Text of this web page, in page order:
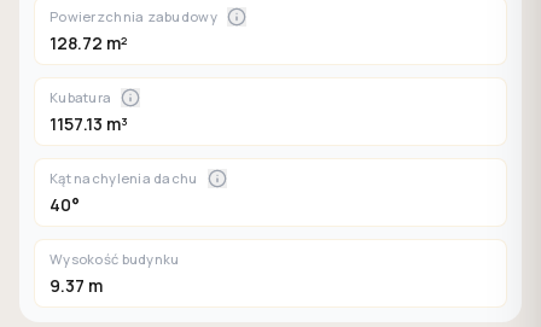
Powierzchnia zabudowy
128.72 m²
Kubatura
1157.13 m³
Kąt nachylenia dachu
40°
Wysokość budynku
9.37 m